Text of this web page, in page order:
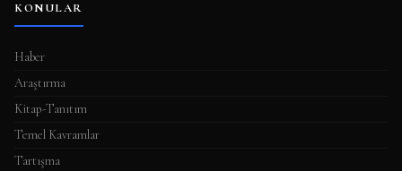
KONULAR
Haber
Araştırma
Kitap-Tanıtım
Temel Kavramlar
Tartışma